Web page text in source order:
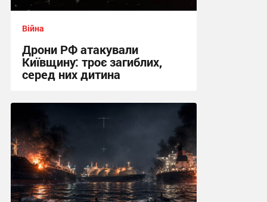
Війна
Дрони РФ атакували
Київщину: троє загиблих,
серед них дитина